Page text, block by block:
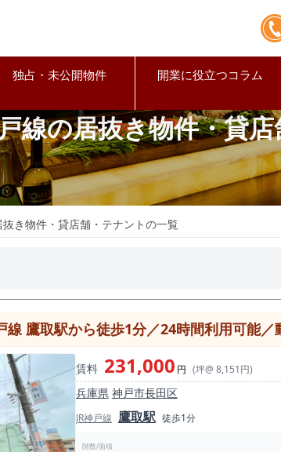
独占・未公開物件 開業に役立つコラム
線の居抜き物件・貸
抜き物件・貸店舗・テナントの一覧
線 鷹取駅から徒歩1分／24時間利用可能
賃料 231,000 円 (坪@ 8,151円)
兵庫県 神戸市長田区
JR神戸線 鷹取駅 徒歩1分
階数/面積